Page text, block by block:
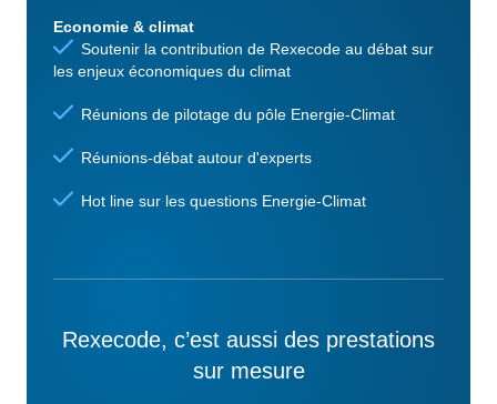
Economie & climat
Soutenir la contribution de Rexecode au débat sur
les enjeux économiques du climat
Réunions de pilotage du pôle Energie-Climat
Réunions-débat autour d'experts
Hot line sur les questions Energie-Climat
Rexecode, c’est aussi des prestations
sur mesure